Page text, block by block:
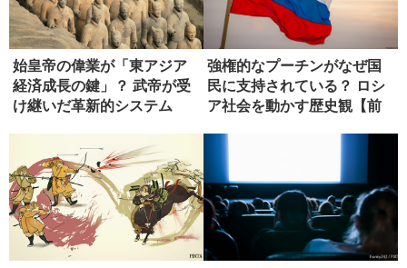
始皇帝の偉業が「東アジア
経済成長の鍵」？ 武帝が受
け継いだ革新的システム
強権的なプーチンがなぜ国
民に支持されている？ ロシ
ア社会を動かす歴史観【前